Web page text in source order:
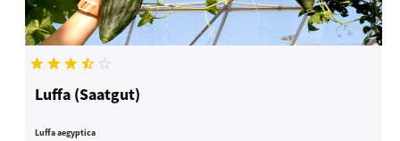
Luffa (Saatgut)
Luffa aegyptica